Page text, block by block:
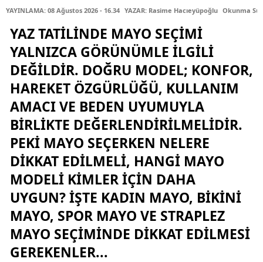
YAYINLAMA: 08 Ağustos 2026 - 16.34 YAZAR: Rasime Hacıeyüpoğlu Okunma
YAZ TATILINDE MAYO SEÇIMI
YALNIZCA GÖRÜNÜMLE ILGILI
DEĞILDIR. DOĞRU MODEL; KONFOR,
HAREKET ÖZGÜRLÜĞÜ, KULLANIM
AMACI VE BEDEN UYUMUYLA
BIRLIKTE DEĞERLENDIRILMELIDIR.
PEKI MAYO SEÇERKEN NELERE
DIKKAT EDILMELI, HANGI MAYO
MODELI KIMLER IÇIN DAHA
UYGUN? İŞTE KADIN MAYO, BIKINI
MAYO, SPOR MAYO VE STRAPLEZ
MAYO SEÇIMINDE DIKKAT EDILMESI
GEREKENLER...